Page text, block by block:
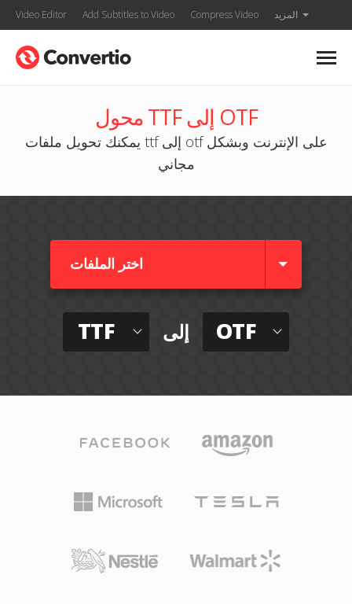
Video Editor Add Subtitles to Video Compress Video المزيد
محول TTF إلى OTF
يمكنك تحويل ملفات ttf إلى otf على الإنترنت وبشكل
مجاني
اختر الملفات
TTF إلى OTF